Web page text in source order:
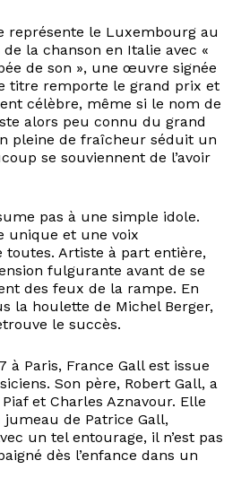
représente le Luxembourg au
la chanson en Italie avec «
de son », une œuvre signée
titre remporte le grand prix et
célèbre, même si le nom de
alors peu connu du grand
pleine de fraîcheur séduit un
se souviennent de l’avoir
pas à une simple idole.
unique et une voix
toutes. Artiste à part entière,
fulgurante avant de se
des feux de la rampe. En
la houlette de Michel Berger,
le succès.
à Paris, France Gall est issue
Son père, Robert Gall, a
et Charles Aznavour. Elle
de Patrice Gall,
un tel entourage, il n’est pas
dès l’enfance dans un